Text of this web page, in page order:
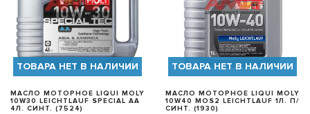
БЫСТРЫЙ ПРОСМОТР
ТОВАРА НЕТ В НАЛИЧИИ
МАСЛО МОТОРНОЕ LIQUI MOLY
10W30 LEICHTLAUF SPECIAL AA
4Л. СИНТ. (7524)
БЫСТРЫЙ ПРОСМОТР
ТОВАРА НЕТ В НАЛИЧИИ
МАСЛО МОТОРНОЕ LIQUI MOLY
10W40 MOS2 LEICHTLAUF 1Л. П/
СИНТ. (1930)